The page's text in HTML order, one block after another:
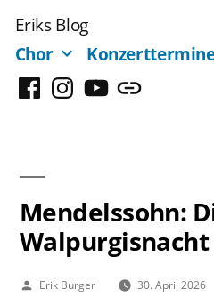
Inhalt
springen
Eriks Blog
Chor
FacebookInstagram
YouTubeMastodon
Mendelssohn:
Walpurgisnacht
Veröffentlicht
Erik Burger 30. April 2026